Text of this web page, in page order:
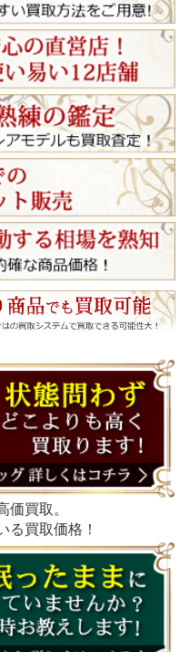
買取。
買取価格！